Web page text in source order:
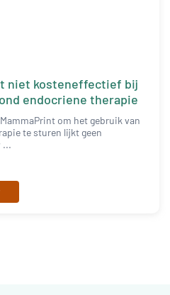
niet kosteneffectief bij
endocriene therapie
om het gebruik van
te sturen lijkt geen
...